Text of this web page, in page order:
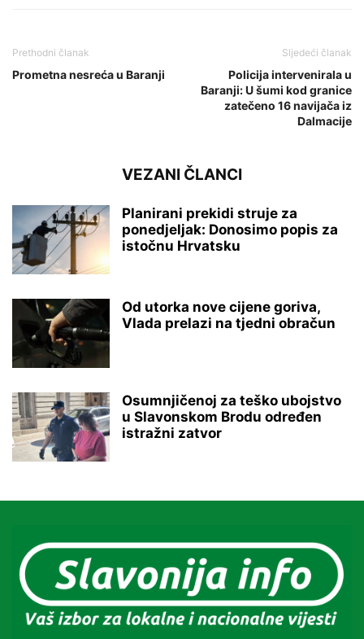
Prethodni članak
Prometna nesreća u Baranji
Sljedeći članak
Policija intervenirala u
Baranji: U šumi kod granice
zatečeno 16 navijača iz
Dalmacije
VEZANI ČLANCI
Planirani prekidi struje za
ponedjeljak: Donosimo popis za
istočnu Hrvatsku
Od utorka nove cijene goriva,
Vlada prelazi na tjedni obračun
Osumnjičenoj za teško ubojstvo
u Slavonskom Brodu određen
istražni zatvor